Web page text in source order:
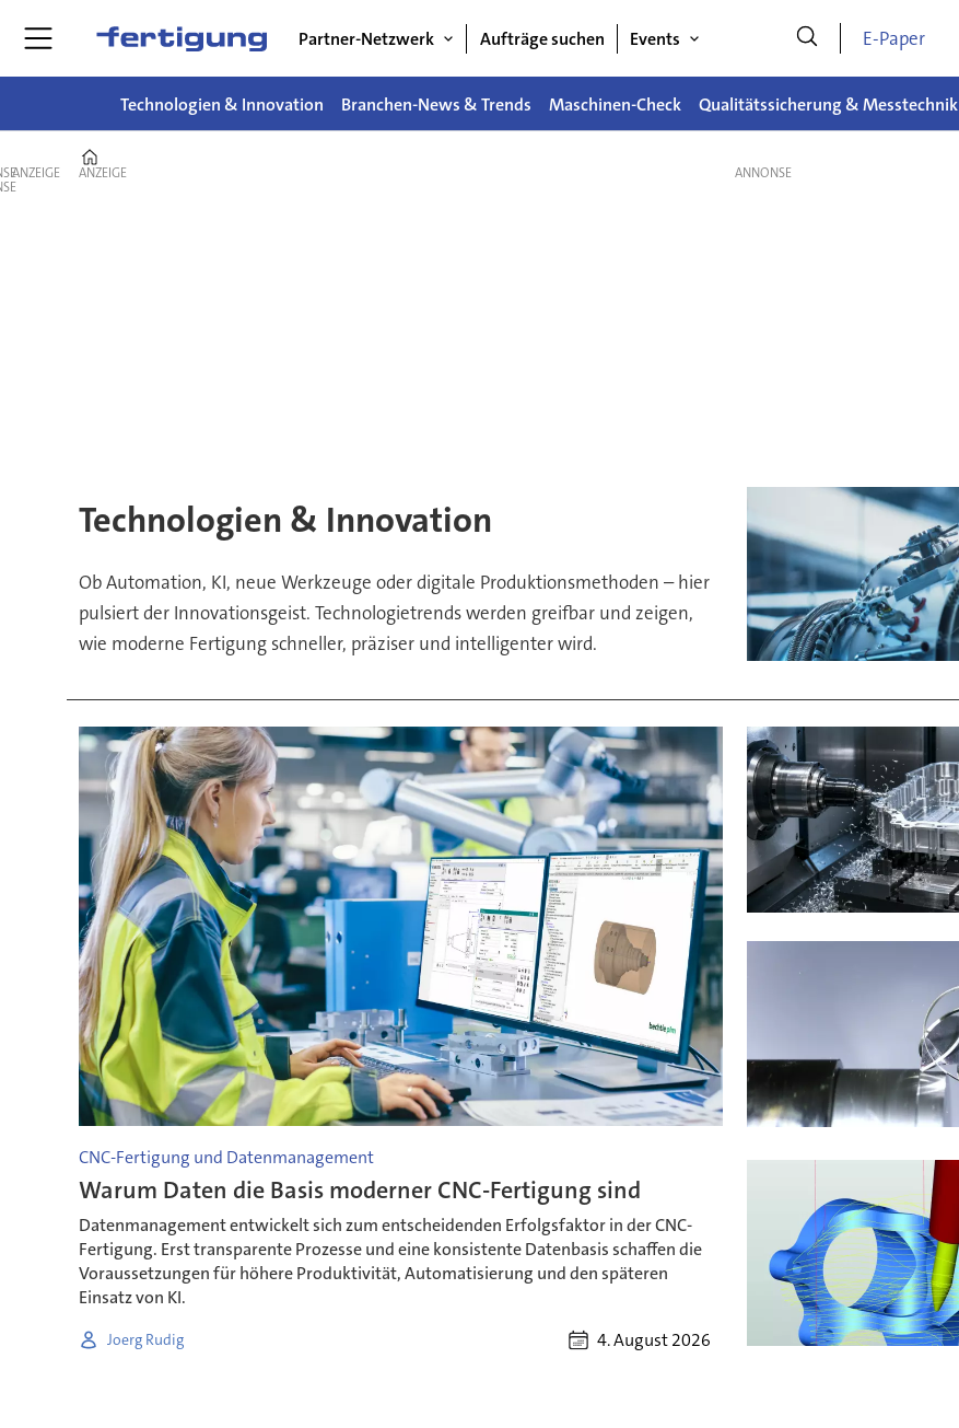
Partner-Netzwerk Aufträge suchen Events E-Paper
Technologien & Innovation Branchen-News & Trends Maschinen-Check Qualitätssicherung & Messtechnik
ANZEIGE ANZEIGE
Technologien & Innovation
Ob Automation, KI, neue Werkzeuge oder digitale Produktionsmethoden – hier
pulsiert der Innovationsgeist. Technologietrends werden greifbar und zeigen,
wie moderne Fertigung schneller, präziser und intelligenter wird.
CNC-Fertigung und Datenmanagement
Warum Daten die Basis moderner CNC-Fertigung sind
Datenmanagement entwickelt sich zum entscheidenden Erfolgsfaktor in der CNC-
Fertigung. Erst transparente Prozesse und eine konsistente Datenbasis schaffen die
Voraussetzungen für höhere Produktivität, Automatisierung und den späteren
Einsatz von KI.
Joerg Rudig 4. August 2026